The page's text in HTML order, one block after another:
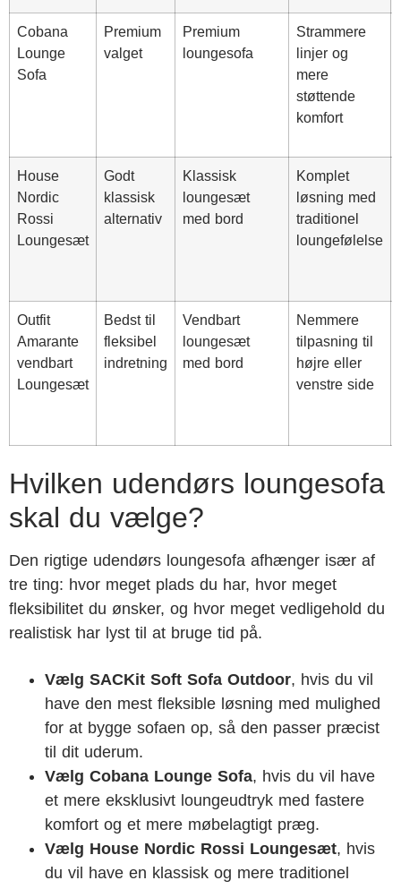
Cobana
Lounge
Sofa
Premium
valget
Premium
loungesofa
Strammere
linjer og
mere
støttende
komfort
House
Nordic
Rossi
Loungesæt
Godt
klassisk
alternativ
Klassisk
loungesæt
med bord
Komplet
løsning med
traditionel
loungefølelse
Outfit
Amarante
vendbart
Loungesæt
Bedst til
fleksibel
indretning
Vendbart
loungesæt
med bord
Nemmere
tilpasning til
højre eller
venstre side
Hvilken udendørs loungesofa
skal du vælge?
Den rigtige udendørs loungesofa afhænger især af
tre ting: hvor meget plads du har, hvor meget
fleksibilitet du ønsker, og hvor meget vedligehold du
realistisk har lyst til at bruge tid på.
Vælg SACKit Soft Sofa Outdoor, hvis du vil
have den mest fleksible løsning med mulighed
for at bygge sofaen op, så den passer præcist
til dit uderum.
Vælg Cobana Lounge Sofa, hvis du vil have
et mere eksklusivt loungeudtryk med fastere
komfort og et mere møbelagtigt præg.
Vælg House Nordic Rossi Loungesæt, hvis
du vil have en klassisk og mere traditionel